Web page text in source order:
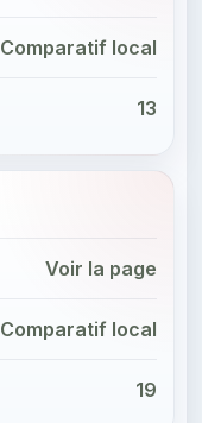
Comparatif local
13
Voir la page
Comparatif local
19